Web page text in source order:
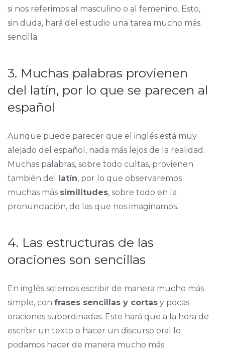
si nos referimos al masculino o al femenino. Esto,
sin duda, hará del estudio una tarea mucho más
sencilla.
3. Muchas palabras provienen
del latín, por lo que se parecen al
español
Aunque puede parecer que el inglés está muy
alejado del español, nada más lejos de la realidad.
Muchas palabras, sobre todo cultas, provienen
también del latín, por lo que observaremos
muchas más similitudes, sobre todo en la
pronunciación, de las que nos imaginamos.
4. Las estructuras de las
oraciones son sencillas
En inglés solemos escribir de manera mucho más
simple, con frases sencillas y cortasy pocas
oraciones subordinadas. Esto hará que a la hora de
escribir un texto o hacer un discurso oral lo
podamos hacer de manera mucho más